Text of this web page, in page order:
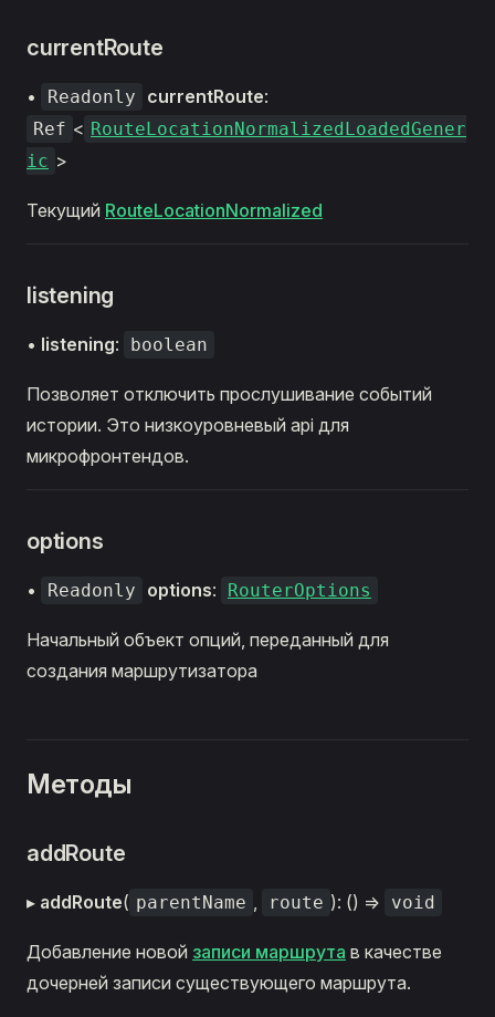
currentRoute
• Readonly currentRoute:
Ref < RouteLocationNormalizedLoadedGener
ic >
Текущий RouteLocationNormalized
listening
• listening: boolean
Позволяет отключить прослушивание событий
истории. Это низкоуровневый api для
микрофронтендов.
options
• Readonly options: RouterOptions
Начальный объект опций, переданный для
создания маршрутизатора
Методы
addRoute
▸ addRoute( parentName , route ): () => void
Добавление новой записи маршрута в качестве
дочерней записи существующего маршрута.